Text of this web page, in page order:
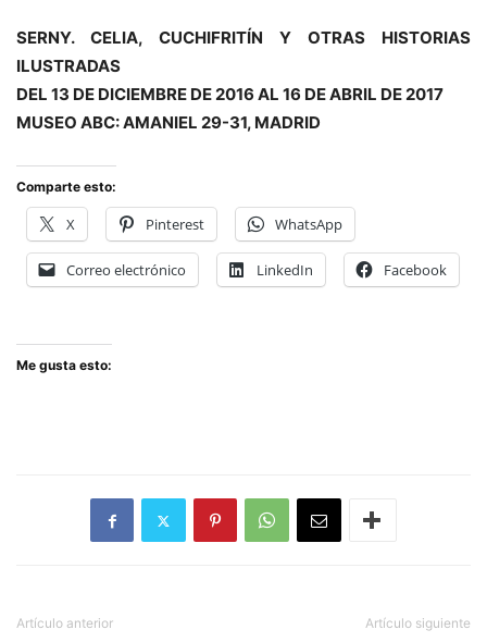
SERNY. CELIA, CUCHIFRITÍN Y OTRAS HISTORIAS
ILUSTRADAS
DEL 13 DE DICIEMBRE DE 2016 AL 16 DE ABRIL DE 2017
MUSEO ABC: AMANIEL 29-31, MADRID
Comparte esto:
X Pinterest WhatsApp
Correo electrónico LinkedIn Facebook
Me gusta esto:
Artículo anterior Artículo siguiente